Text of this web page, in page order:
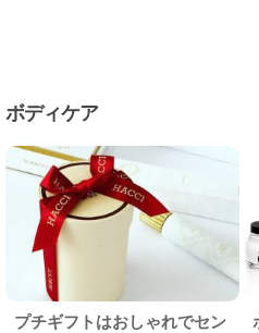
ボディケア
プチギフトはおしゃれでセン